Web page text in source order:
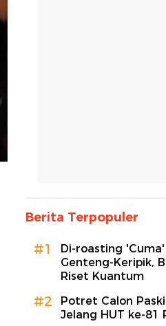
Berita Terpopuler
#1
Di-roasting
Genteng-Keripik,
Riset Kuantum
#2
Potret Calon
Jelang HUT ke-81